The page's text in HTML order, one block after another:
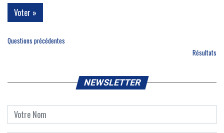
Questions précédentes
Résultats
NEWSLETTER